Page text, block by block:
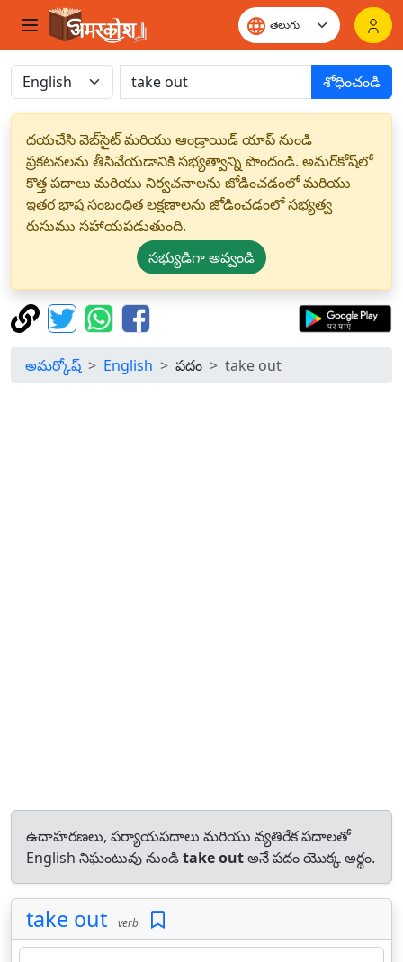
శోధించండి
దయచేసి వెబ్‌సైట్ మరియు ఆండ్రాయిడ్ యాప్ నుండి
ప్రకటనలను తీసివేయడానికి సభ్యత్వాన్ని పొందండి. అమర్‌కోష్‌లో
కొత్త పదాలు మరియు నిర్వచనాలను జోడించడంలో మరియు
ఇతర భాష సంబంధిత లక్షణాలను జోడించడంలో సభ్యత్వ
రుసుము సహాయపడుతుంది.
సభ్యుడిగా అవ్వండి
అమర్కోష్ English పదం take out
ఉదాహరణలు, పర్యాయపదాలు మరియు వ్యతిరేక పదాలతో
English నిఘంటువు నుండిtake outఅనే పదం యొక్క అర్థం.
take out verb